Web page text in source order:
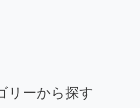
リーから探す